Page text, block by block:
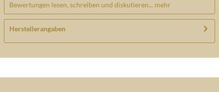
Bewertungen lesen, schreiben und diskutieren... mehr
Herstellerangaben